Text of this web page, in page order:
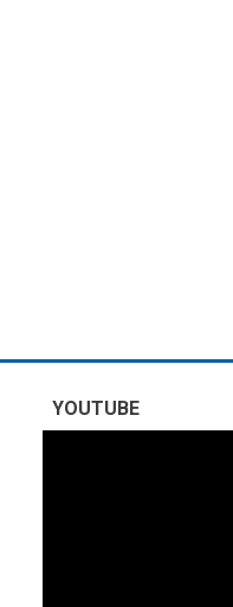
YOUTUBE